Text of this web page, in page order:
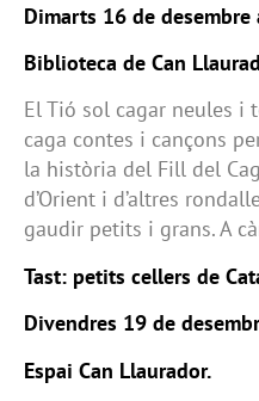
Dimarts 16 de desembre
Biblioteca de Can
El Tió sol cagar neules i
caga contes i cançons
la història del Fill del
d’Orient i d’altres
gaudir petits i grans. A
Tast: petits cellers de
Divendres 19 de
Espai Can Llaurador.